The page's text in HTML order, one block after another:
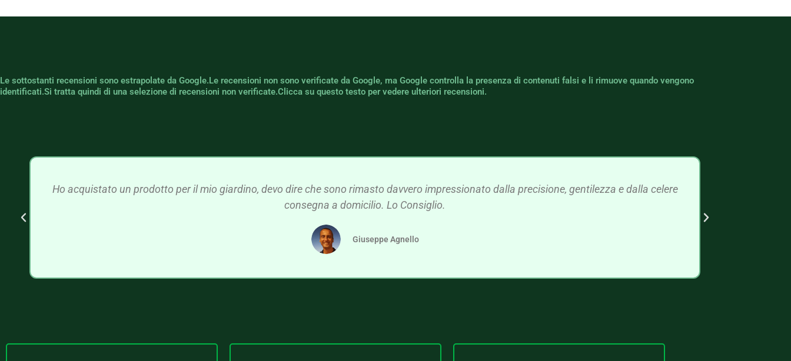
Le sottostanti recensioni sono estrapolate da Google.Le recensioni non sono verificate da Google, ma Google controlla la presenza di contenuti falsi e li rimuove quando vengono
identificati.Si tratta quindi di una selezione di recensioni non verificate.Clicca su questo testo per vedere ulteriori recensioni.
Ho acquistato un prodotto per il mio giardino, devo dire che sono rimasto davvero impressionato dalla precisione, gentilezza e dalla celere
consegna a domicilio. Lo Consiglio.
Giuseppe Agnello